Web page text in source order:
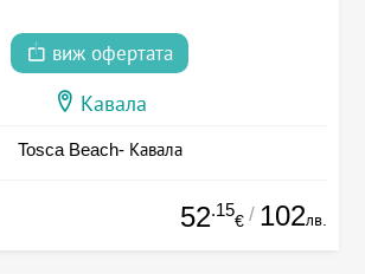
виж офертата
Кавала
Tosca Beach- Кавала
52.15
€ / 102лв.